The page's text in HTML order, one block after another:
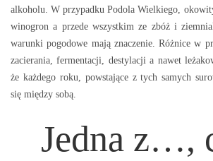
alkoholu. W przypadku Podola Wielkiego,
winogron a przede wszystkim ze zbóż i
warunki pogodowe mają znaczenie. Różnice w
zacierania, fermentacji, destylacji a nawet
że każdego roku, powstające z tych samych
się między sobą.
Jedna z…,